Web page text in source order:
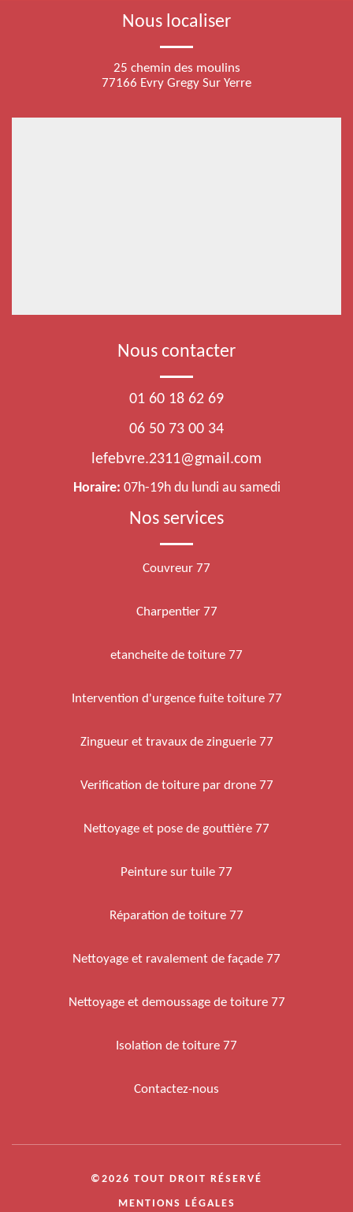
Nous localiser
25 chemin des moulins
77166 Evry Gregy Sur Yerre
Nous contacter
01 60 18 62 69
06 50 73 00 34
lefebvre.2311@gmail.com
Horaire: 07h-19h du lundi au samedi
Nos services
Couvreur 77
Charpentier 77
etancheite de toiture 77
Intervention d'urgence fuite toiture 77
Zingueur et travaux de zinguerie 77
Verification de toiture par drone 77
Nettoyage et pose de gouttière 77
Peinture sur tuile 77
Réparation de toiture 77
Nettoyage et ravalement de façade 77
Nettoyage et demoussage de toiture 77
Isolation de toiture 77
Contactez-nous
©2026 TOUT DROIT RÉSERVÉ
MENTIONS LÉGALES